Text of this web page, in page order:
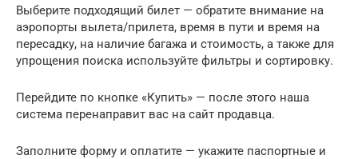
Выберите подходящий билет — обратите внимание на
аэропорты вылета/прилета, время в пути и время на
пересадку, на наличие багажа и стоимость, а также для
упрощения поиска используйте фильтры и сортировку.
Перейдите по кнопке «Купить» — после этого наша
система перенаправит вас на сайт продавца.
Заполните форму и оплатите — укажите паспортные и